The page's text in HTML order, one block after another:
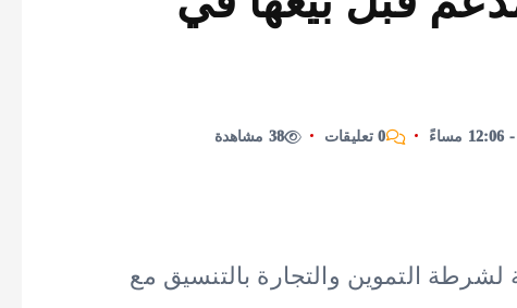
0 تعليقات 38 مشاهدة
لشرطة التموين والتجارة بالتنسيق مع